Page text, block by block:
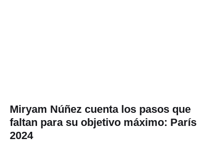
Miryam Núñez cuenta los pasos que
faltan para su objetivo máximo: París
2024